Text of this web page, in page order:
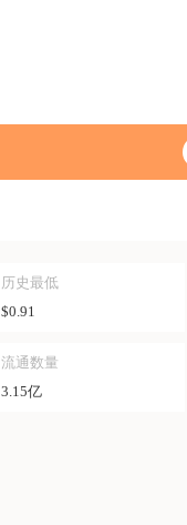
历史最低
$0.91
流通数量
3.15亿